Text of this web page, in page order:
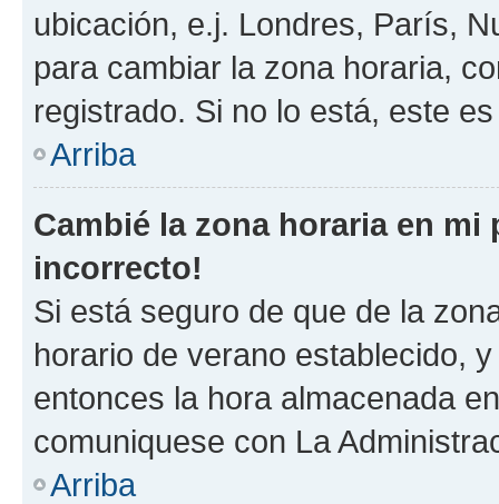
ubicación, e.j. Londres, París,
para cambiar la zona horaria,
registrado. Si no lo está, este
Arriba
Cambié la zona horaria en
incorrecto!
Si está seguro de que de la
horario de verano establecido,
entonces la hora almacenada
comuniquese con La
Arriba